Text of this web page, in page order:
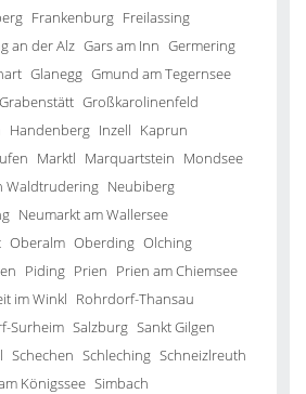
Frankenburg Freilassing
an der Alz Gars am Inn Germering
Glanegg Gmund am Tegernsee
Grabenstätt Großkarolinenfeld
Handenberg Inzell Kaprun
Marktl Marquartstein Mondsee
Waldtrudering Neubiberg
Neumarkt am Wallersee
Oberalm Oberding Olching
Piding Prien Prien am Chiemsee
im Winkl Rohrdorf-Thansau
Surheim Salzburg Sankt Gilgen
Schechen Schleching Schneizlreuth
Königssee Simbach